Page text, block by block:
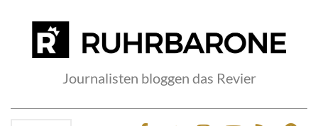
Journalisten bloggen das Revier